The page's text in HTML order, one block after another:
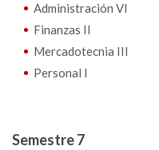
Administración VI
Finanzas II
Mercadotecnia III
Personal I
Semestre 7